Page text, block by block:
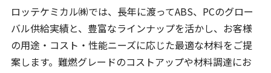
ロッテケミカル㈱では、長年に渡ってABS、PCのグロー
バル供給実績と、豊富なラインナップを活かし、お客様
の用途・コスト・性能ニーズに応じた最適な材料をご提
案します。難燃グレードのコストアップや材料調達にお